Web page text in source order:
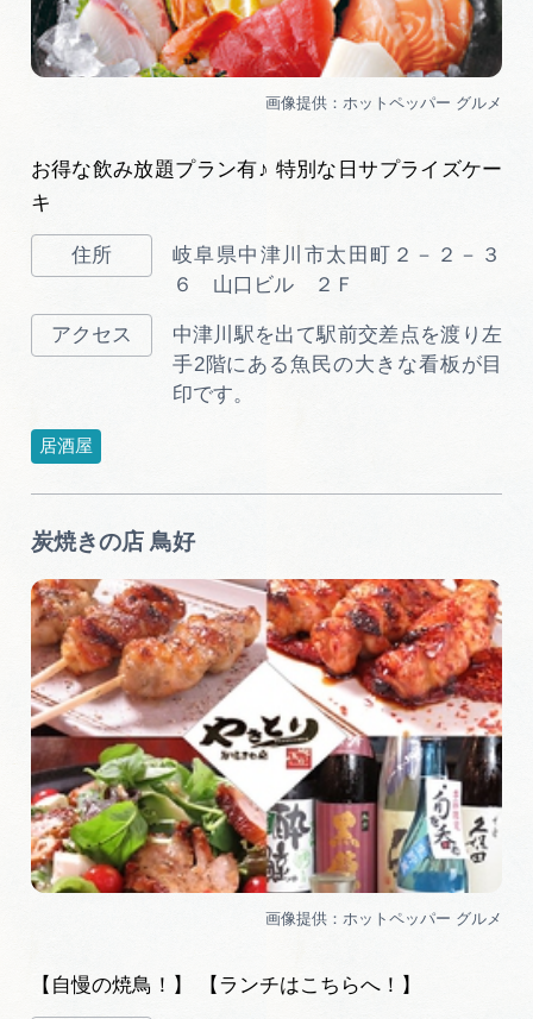
お得な飲み放題プラン有♪ 特別な日サプライズケー
キ
岐阜県中津川市太田町２－２－３
６ 山口ビル ２Ｆ
中津川駅を出て駅前交差点を渡り左
手2階にある魚民の大きな看板が目
印です。
居酒屋
炭焼きの店 鳥好
【自慢の焼鳥！】 【ランチはこちらへ！】